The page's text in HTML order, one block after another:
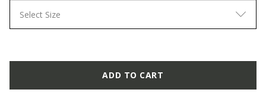
Select Size
ADD TO CART